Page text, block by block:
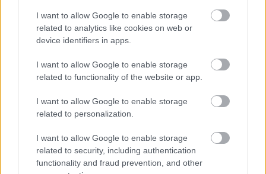
I want to allow Google to enable storage
related to analytics like cookies on web or
device identifiers in apps.
I want to allow Google to enable storage
related to functionality of the website or app.
I want to allow Google to enable storage
related to personalization.
I want to allow Google to enable storage
related to security, including authentication
functionality and fraud prevention, and other
Indul a Vígszínház podcast